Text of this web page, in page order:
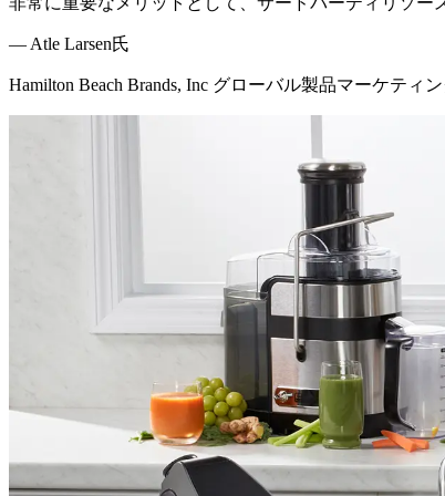
— Atle Larsen氏
Hamilton Beach Brands, Inc グローバル製品マーケティ